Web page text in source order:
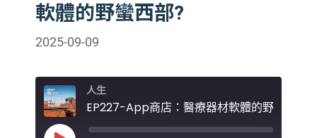
軟體的野蠻西部?
2025-09-09
人生
EP227-App商店：醫療器材軟體的野蠻西部?